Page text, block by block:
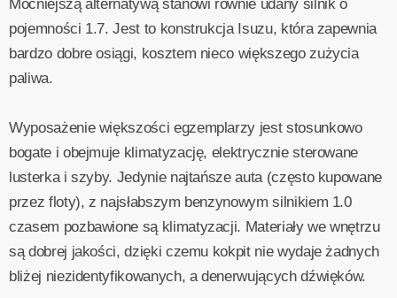
Mocniejszą alternatywą stanowi równie udany silnik o
pojemności 1.7. Jest to konstrukcja Isuzu, która zapewnia
bardzo dobre osiągi, kosztem nieco większego zużycia
paliwa.
Wyposażenie większości egzemplarzy jest stosunkowo
bogate i obejmuje klimatyzację, elektrycznie sterowane
lusterka i szyby. Jedynie najtańsze auta (często kupowane
przez floty), z najsłabszym benzynowym silnikiem 1.0
czasem pozbawione są klimatyzacji. Materiały we wnętrzu
są dobrej jakości, dzięki czemu kokpit nie wydaje żadnych
bliżej niezidentyfikowanych, a denerwujących dźwięków.